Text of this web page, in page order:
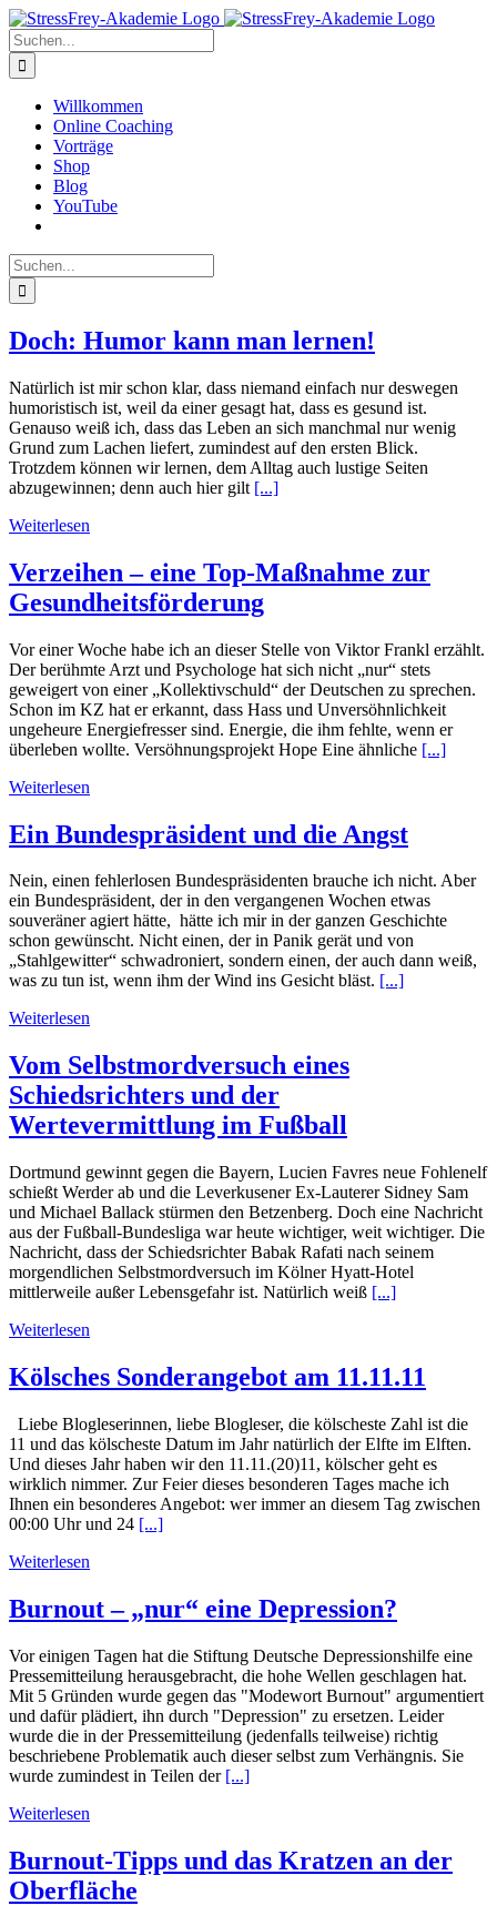
Zum
Inhalt
springen
Suche
nach:
Willkommen
Online Coaching
Vorträge
Shop
Blog
YouTube
Suche
nach:
Doch: Humor kann man lernen!
Natürlich ist mir schon klar, dass niemand einfach nur deswegen
humoristisch ist, weil da einer gesagt hat, dass es gesund ist.
Genauso weiß ich, dass das Leben an sich manchmal nur wenig
Grund zum Lachen liefert, zumindest auf den ersten Blick.
Trotzdem können wir lernen, dem Alltag auch lustige Seiten
abzugewinnen; denn auch hier gilt [...]
Weiterlesen
Verzeihen – eine Top-Maßnahme zur
Gesundheitsförderung
Vor einer Woche habe ich an dieser Stelle von Viktor Frankl erzählt.
Der berühmte Arzt und Psychologe hat sich nicht „nur“ stets
geweigert von einer „Kollektivschuld“ der Deutschen zu sprechen.
Schon im KZ hat er erkannt, dass Hass und Unversöhnlichkeit
ungeheure Energiefresser sind. Energie, die ihm fehlte, wenn er
überleben wollte. Versöhnungsprojekt Hope Eine ähnliche [...]
Weiterlesen
Ein Bundespräsident und die Angst
Nein, einen fehlerlosen Bundespräsidenten brauche ich nicht. Aber
ein Bundespräsident, der in den vergangenen Wochen etwas
souveräner agiert hätte, hätte ich mir in der ganzen Geschichte
schon gewünscht. Nicht einen, der in Panik gerät und von
„Stahlgewitter“ schwadroniert, sondern einen, der auch dann weiß,
was zu tun ist, wenn ihm der Wind ins Gesicht bläst. [...]
Weiterlesen
Vom Selbstmordversuch eines
Schiedsrichters und der
Wertevermittlung im Fußball
Dortmund gewinnt gegen die Bayern, Lucien Favres neue Fohlenelf
schießt Werder ab und die Leverkusener Ex-Lauterer Sidney Sam
und Michael Ballack stürmen den Betzenberg. Doch eine Nachricht
aus der Fußball-Bundesliga war heute wichtiger, weit wichtiger. Die
Nachricht, dass der Schiedsrichter Babak Rafati nach seinem
morgendlichen Selbstmordversuch im Kölner Hyatt-Hotel
mittlerweile außer Lebensgefahr ist. Natürlich weiß [...]
Weiterlesen
Kölsches Sonderangebot am 11.11.11
Liebe Blogleserinnen, liebe Blogleser, die kölscheste Zahl ist die
11 und das kölscheste Datum im Jahr natürlich der Elfte im Elften.
Und dieses Jahr haben wir den 11.11.(20)11, kölscher geht es
wirklich nimmer. Zur Feier dieses besonderen Tages mache ich
Ihnen ein besonderes Angebot: wer immer an diesem Tag zwischen
00:00 Uhr und 24 [...]
Weiterlesen
Burnout – „nur“ eine Depression?
Vor einigen Tagen hat die Stiftung Deutsche Depressionshilfe eine
Pressemitteilung herausgebracht, die hohe Wellen geschlagen hat.
Mit 5 Gründen wurde gegen das "Modewort Burnout" argumentiert
und dafür plädiert, ihn durch "Depression" zu ersetzen. Leider
wurde die in der Pressemitteilung (jedenfalls teilweise) richtig
beschriebene Problematik auch dieser selbst zum Verhängnis. Sie
wurde zumindest in Teilen der [...]
Weiterlesen
Burnout-Tipps und das Kratzen an der
Oberfläche